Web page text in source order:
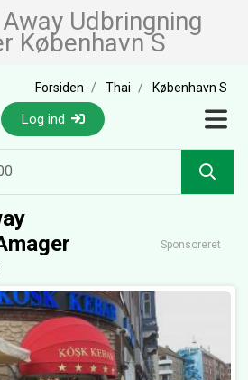
Udbringning
København S
Forsiden Thai København S
Log ind
Sponsoreret